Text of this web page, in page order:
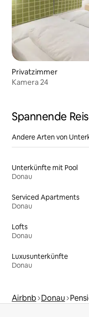
Privatzimmer
Kamera 24
Spannende
Andere Arten von
Unterkünfte mit Pool
Donau
Serviced Apartments
Donau
Lofts
Donau
Luxusunterkünfte
Donau
Airbnb Donau